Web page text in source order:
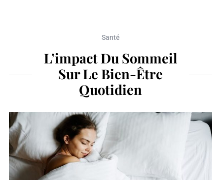
Santé
L’impact Du Sommeil
Sur Le Bien-Être
Quotidien